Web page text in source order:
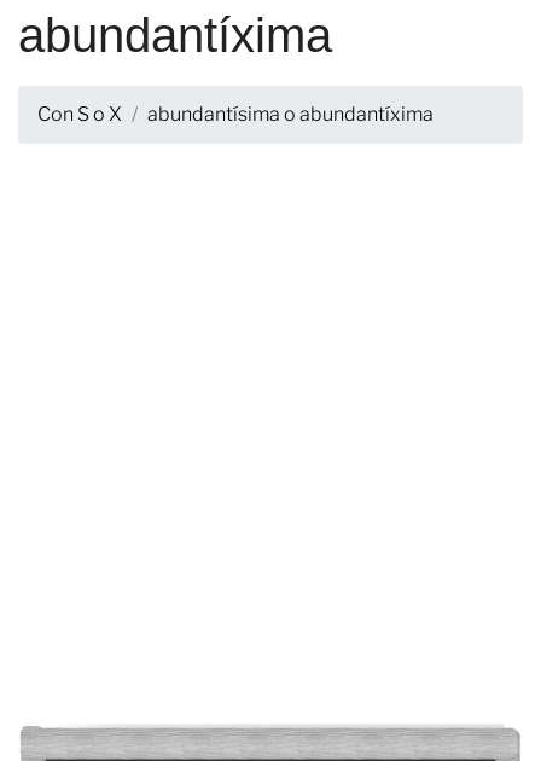
abundantíxima
Con S o X abundantísima o abundantíxima